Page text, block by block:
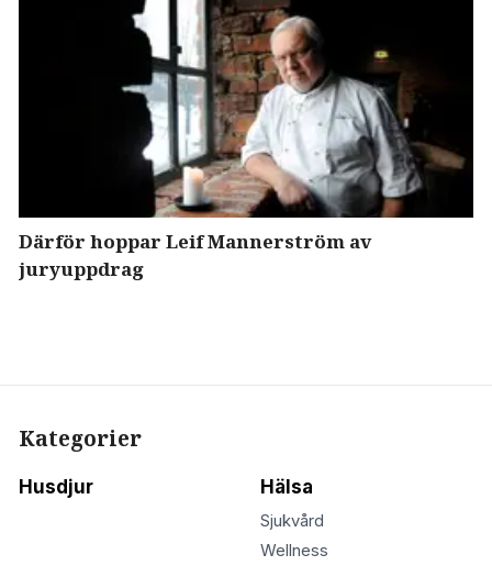
Därför hoppar Leif Mannerström av
juryuppdrag
Kategorier
Husdjur Hälsa
Sjukvård
Wellness